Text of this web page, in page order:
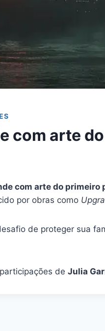
com arte
com arte do primeiro
por obras como
de proteger sua
de Julia